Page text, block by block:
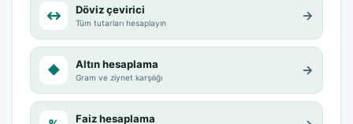
↔ Döviz çevirici
Tüm tutarları hesaplayın →
◆ Altın hesaplama
Gram ve ziynet karşılığı →
Faiz hesaplama